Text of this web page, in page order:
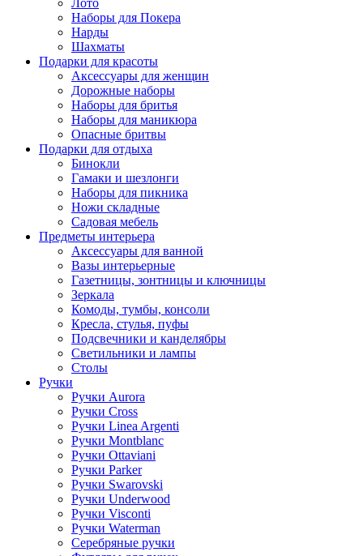
Лото
Наборы для Покера
Нарды
Шахматы
Подарки для красоты
Аксессуары для женщин
Дорожные наборы
Наборы для бритья
Наборы для маникюра
Опасные бритвы
Подарки для отдыха
Бинокли
Гамаки и шезлонги
Наборы для пикника
Ножи складные
Садовая мебель
Предметы интерьера
Аксессуары для ванной
Вазы интерьерные
Газетницы, зонтницы и ключницы
Зеркала
Комоды, тумбы, консоли
Кресла, стулья, пуфы
Подсвечники и канделябры
Светильники и лампы
Столы
Ручки
Ручки Aurora
Ручки Cross
Ручки Linea Argenti
Ручки Montblanc
Ручки Ottaviani
Ручки Parker
Ручки Swarovski
Ручки Underwood
Ручки Visconti
Ручки Waterman
Серебряные ручки